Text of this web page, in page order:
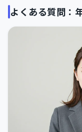
よくある質問：